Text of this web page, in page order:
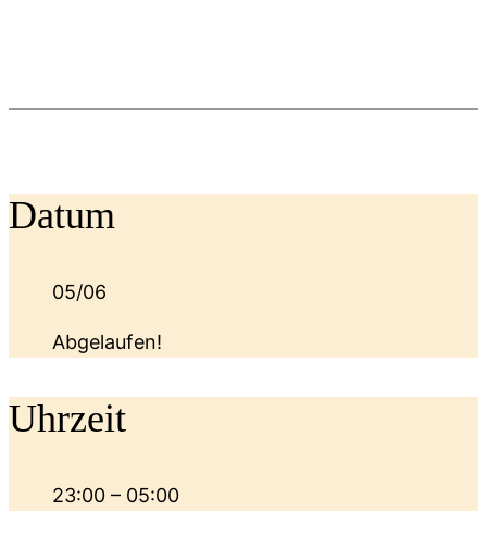
Datum
05/06
Abgelaufen!
Uhrzeit
23:00 – 05:00